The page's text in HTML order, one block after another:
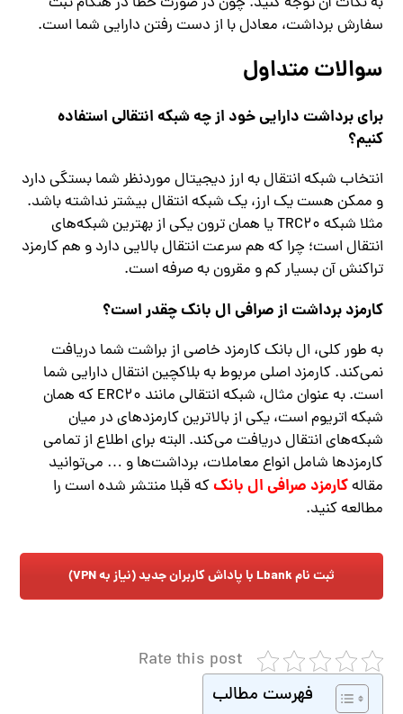
سفارش برداشت، معادل با از دست رفتن دارایی شما است.
سوالات متداول
برای برداشت دارایی خود از چه شبکه انتقالی استفاده
کنیم؟
انتخاب شبکه انتقال به ارز دیجیتال موردنظر شما بستگی دارد
و ممکن هست یک ارز، یک شبکه انتقال بیشتر نداشته باشد.
مثلا شبکه TRC20 یا همان ترون یکی از بهترین شبکه‌های
انتقال است؛ چرا که هم سرعت انتقال بالایی دارد و هم کارمزد
تراکنش آن بسیار کم و مقرون به صرفه است.
کارمزد برداشت از صرافی ال بانک چقدر است؟
به طور کلی، ال بانک کارمزد خاصی از براشت شما دریافت
نمی‌کند. کارمزد اصلی مربوط به بلاکچین انتقال دارایی شما
است. به عنوان مثال، شبکه انتقالی مانند ERC20 که همان
شبکه اتریوم است، یکی از بالاترین کارمزدهای در میان
شبکه‌های انتقال دریافت می‌کند. البته برای اطلاع از تمامی
کارمزدها شامل انواع معاملات، برداشت‌ها و … می‌توانید
مقالهکارمزد صرافی ال بانککه قبلا منتشر شده است را
مطالعه کنید.
ثبت نام Lbank با پاداش کاربران جدید (نیاز به VPN)
Rate this post
فهرست مطالب